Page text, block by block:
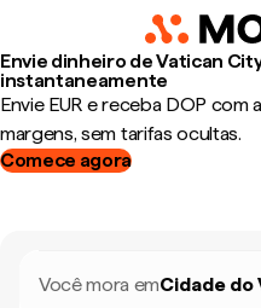
Envie dinheiro de Vatican
instantaneamente
Envie EUR e receba DOP com
margens, sem tarifas ocultas.
Comece agora
Você mora emCidade do